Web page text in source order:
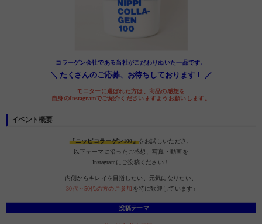
コラーゲン会社である当社がこだわりぬいた一品です。
＼ たくさんのご応募、お待ちしております！ ／
モニターに選ばれた方は、商品の感想を
自身のInstagramでご紹介くださいますようお願いします。
イベント概要
『ニッピコラーゲン100』をお試しいただき、
以下テーマに沿ったご感想、写真・動画を
Instagramにご投稿ください！
内側からキレイを目指したい、元気になりたい、
30代～50代の方のご参加 を特に歓迎しています♪
投稿テーマ